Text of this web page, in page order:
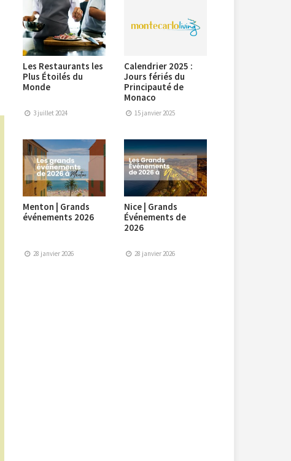
Les Restaurants les
Plus Étoilés du
Monde
3 juillet 2024
Calendrier 2025 :
Jours fériés du
Principauté de
Monaco
15 janvier 2025
Menton | Grands
événements 2026
28 janvier 2026
Nice | Grands
Événements de
2026
28 janvier 2026